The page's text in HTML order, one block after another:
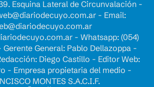
Esquina Lateral de Circunvalación -
- Email:
- Whatsapp: (054)
General: Pablo Dellazoppa -
Diego Castillo - Editor Web:
- Empresa propietaria del medio -
MONTES S.A.C.I.F.